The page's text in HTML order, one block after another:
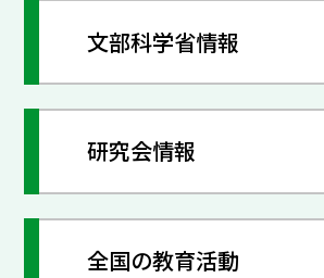
文部科学省情報
研究会情報
全国の教育活動